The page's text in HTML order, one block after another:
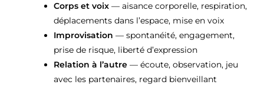
Corps et voix — aisance corporelle, respiration,
déplacements dans l’espace, mise en voix
Improvisation — spontanéité, engagement,
prise de risque, liberté d’expression
Relation à l’autre — écoute, observation, jeu
avec les partenaires, regard bienveillant